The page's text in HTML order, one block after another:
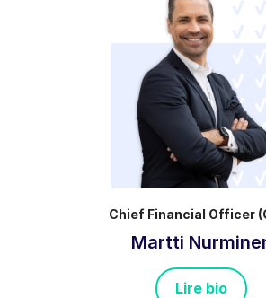
Chief Financial Officer
Martti
Lire bio